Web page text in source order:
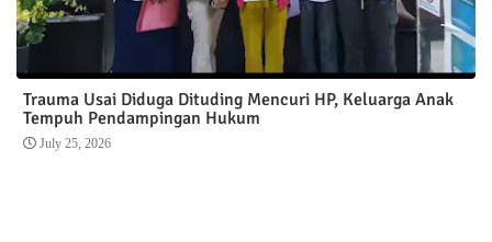
Trauma Usai Diduga Dituding Mencuri HP, Keluarga Anak
Tempuh Pendampingan Hukum
July 25, 2026